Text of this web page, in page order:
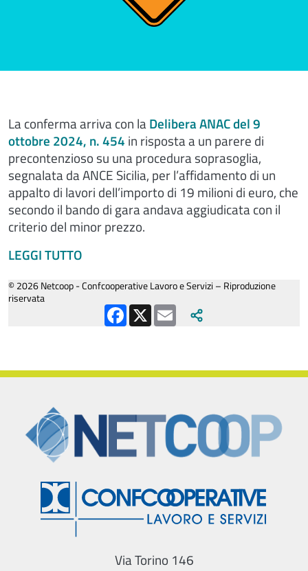
La conferma arriva con laDelibera ANAC del 9
ottobre 2024, n. 454 in risposta a un parere di
precontenzioso su una procedura soprasoglia,
segnalata da ANCE Sicilia, per l’affidamento di un
appalto di lavori dell’importo di 19 milioni di euro, che
secondo il bando di gara andava aggiudicata con il
criterio del minor prezzo.
LEGGI TUTTO
© 2026 Netcoop - Confcooperative Lavoro e Servizi – Riproduzione
riservata
Facebook
X Email
Via Torino 146